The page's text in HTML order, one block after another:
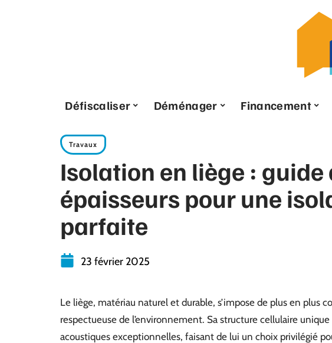
Défiscaliser Déménager Financement
Travaux
Isolation en liège : guide
épaisseurs pour une
parfaite
23 février 2025
Le liège, matériau naturel et durable, s’impose de plus en plus
respectueuse de l’environnement. Sa structure cellulaire
acoustiques exceptionnelles, faisant de lui un choix privilégié